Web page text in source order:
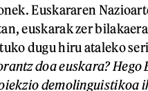
Euskararen
euskarak zer
dugu hiru ataleko
doa euskara? Hego
demolinguistikoa